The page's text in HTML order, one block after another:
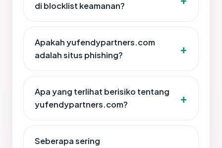
di blocklist keamanan?
Apakah yufendypartners.com
adalah situs phishing?
Apa yang terlihat berisiko tentang
yufendypartners.com?
Seberapa sering